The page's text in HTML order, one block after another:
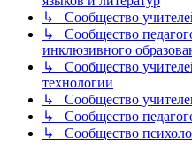
↳ Сообщество
↳ Сообщество
инклюзивного
↳ Сообщество
технологии
↳ Сообщество
↳ Сообщество
↳ Сообщество